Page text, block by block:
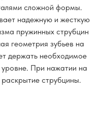
сложной формы.
надежную и жесткую
пружинных струбцин
геометрия зубьев на
держать необходимое
При нажатии на
струбцины.